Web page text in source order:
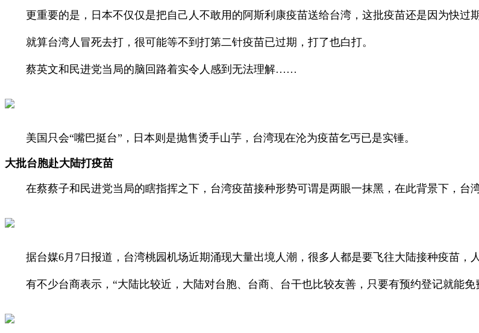
更重要的是，日本不仅仅是把自己人不敢用的阿斯利康疫苗送给台湾，这批疫苗还是因为快
就算台湾人冒死去打，很可能等不到打第二针疫苗已过期，打了也白打。
蔡英文和民进党当局的脑回路着实令人感到无法理解……
美国只会“嘴巴挺台”，日本则是抛售烫手山芋，台湾现在沦为疫苗乞丐已是实锤。
大批台胞赴大陆打疫苗
在蔡蔡子和民进党当局的瞎指挥之下，台湾疫苗接种形势可谓是两眼一抹黑，在此背景下，台
据台媒6月7日报道，台湾桃园机场近期涌现大量出境人潮，很多人都是要飞往大陆接种疫苗，人
有不少台商表示，“大陆比较近，大陆对台胞、台商、台干也比较友善，只要有预约登记就能免